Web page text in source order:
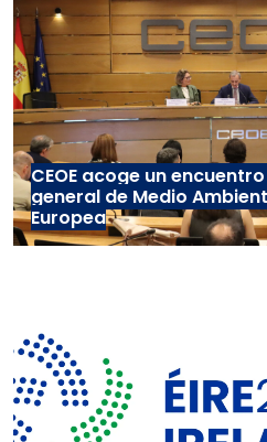
CEOE acoge un
general de Medio
Europea